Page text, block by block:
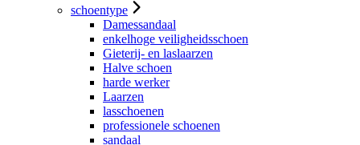
schoentype
Damessandaal
enkelhoge veiligheidsschoen
Gieterij- en laslaarzen
Halve schoen
harde werker
Laarzen
lasschoenen
professionele schoenen
sandaal